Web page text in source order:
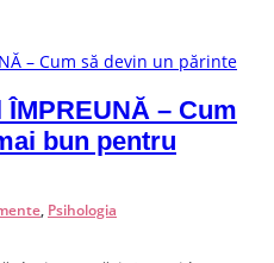
– Cum
bun pentru
, Psihologia